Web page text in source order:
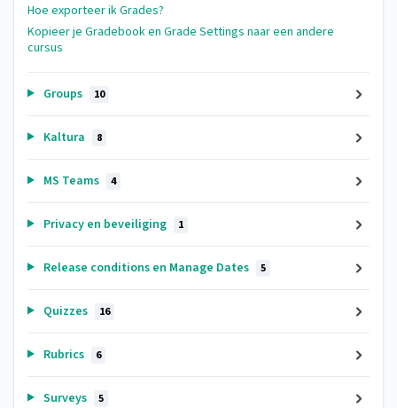
Hoe exporteer ik Grades?
Kopieer je Gradebook en Grade Settings naar een andere
cursus
Groups 10
Kaltura 8
MS Teams 4
Privacy en beveiliging 1
Release conditions en Manage Dates 5
Quizzes 16
Rubrics 6
Surveys 5